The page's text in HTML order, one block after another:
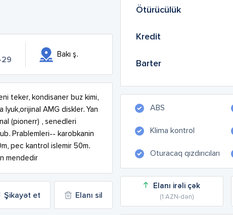
29
Bakı ş.
teker, kondisaner buz kimi,
AMG diskler. Yan
(pionerr) , senedleri
Prablemleri-- karobkanin
pec kantrol islemir 50m.
mendedir
Şikayət et Elanı sil
Ötürücülük
Kredit
Barter
ABS
Klima kontrol
Oturacaq qızdırıcıları
Elanı irəli çək
(1 AZN-dən)